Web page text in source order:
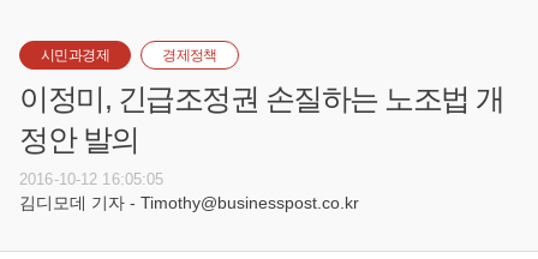
시민과경제 경제정책
이정미, 긴급조정권 손질하는 노조법 개
정안 발의
2016-10-12 16:05:05
김디모데 기자 - Timothy@businesspost.co.kr